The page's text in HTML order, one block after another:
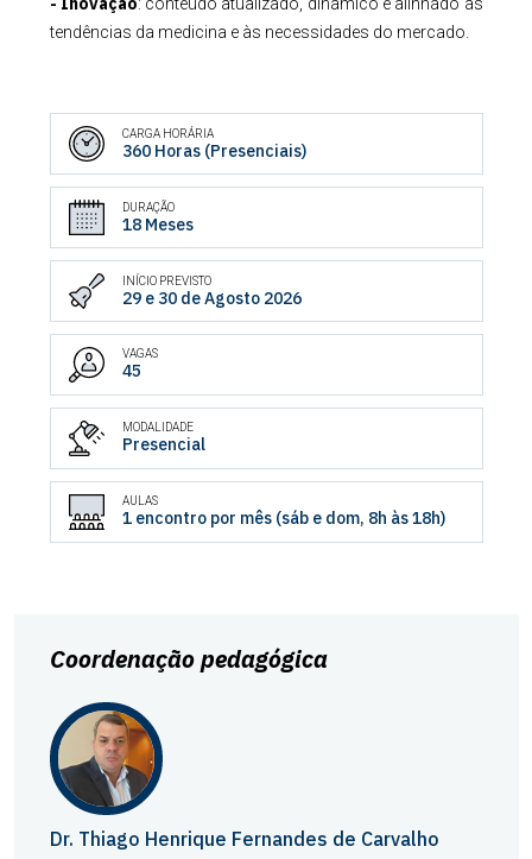
tendências da medicina e às necessidades do mercado.
CARGA HORÁRIA
360 Horas (Presenciais)
DURAÇÃO
18 Meses
INÍCIO PREVISTO
29 e 30 de Agosto 2026
VAGAS
45
MODALIDADE
Presencial
AULAS
1 encontro por mês (sáb e dom, 8h às 18h)
Coordenação pedagógica
Dr. Thiago Henrique Fernandes de Carvalho